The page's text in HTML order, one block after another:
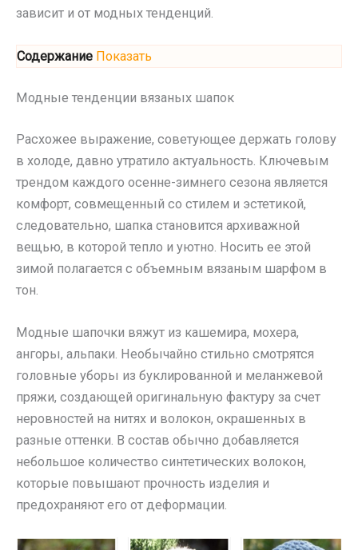
зависит и от модных тенденций.
Содержание Показать
Модные тенденции вязаных шапок
Расхожее выражение, советующее держать голову
в холоде, давно утратило актуальность. Ключевым
трендом каждого осенне-зимнего сезона является
комфорт, совмещенный со стилем и эстетикой,
следовательно, шапка становится архиважной
вещью, в которой тепло и уютно. Носить ее этой
зимой полагается с объемным вязаным шарфом в
тон.
Модные шапочки вяжут из кашемира, мохера,
ангоры, альпаки. Необычайно стильно смотрятся
головные уборы из буклированной и меланжевой
пряжи, создающей оригинальную фактуру за счет
неровностей на нитях и волокон, окрашенных в
разные оттенки. В состав обычно добавляется
небольшое количество синтетических волокон,
которые повышают прочность изделия и
предохраняют его от деформации.